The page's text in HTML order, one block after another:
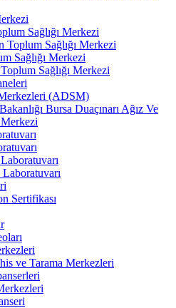
Sağlığı Merkezi
Toplum Sağlığı Merkezi
Sağlığı Merkezi
Sağlığı Merkezi
(ADSM)
Bursa Duaçınarı Ağız Ve
Merkezi
Sertifikası
ve Tarama Merkezleri